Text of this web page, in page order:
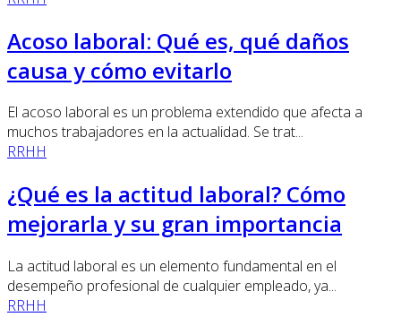
Acoso laboral: Qué es, qué daños
causa y cómo evitarlo
El acoso laboral es un problema extendido que afecta a
muchos trabajadores en la actualidad. Se trat...
RRHH
¿Qué es la actitud laboral? Cómo
mejorarla y su gran importancia
La actitud laboral es un elemento fundamental en el
desempeño profesional de cualquier empleado, ya...
RRHH